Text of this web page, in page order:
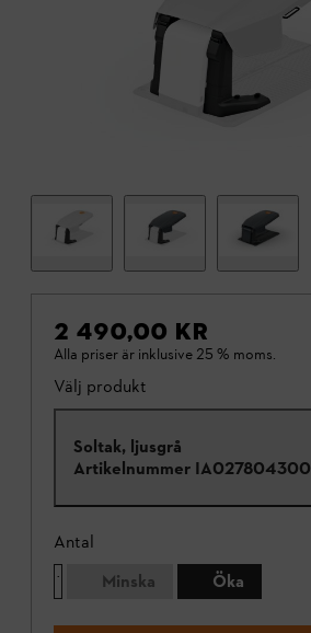
2 490,00 KR
Alla priser är inklusive 25 % moms.
Välj produkt
Soltak, ljusgrå
Artikelnummer IA027804300
Antal
Minska
Öka